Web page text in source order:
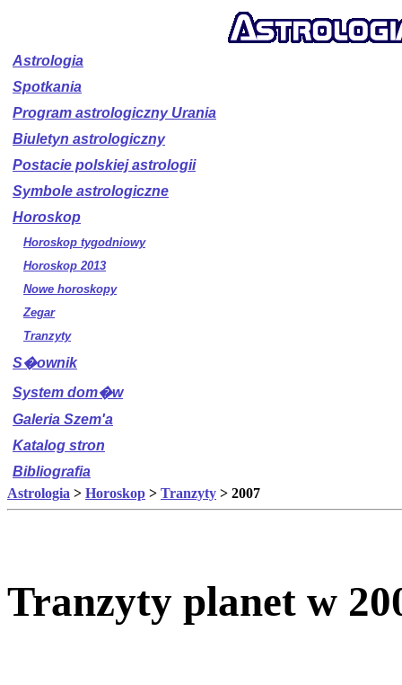
Astrologia
Spotkania
Program astrologiczny Urania
Biuletyn astrologiczny
Postacie polskiej astrologii
Symbole astrologiczne
Horoskop
Horoskop tygodniowy
Horoskop 2013
Nowe horoskopy
Zegar
Tranzyty
S�ownik
System dom�w
Galeria Szem'a
Katalog stron
Bibliografia
Astrologia > Horoskop > Tranzyty > 2007
Tranzyty planet w